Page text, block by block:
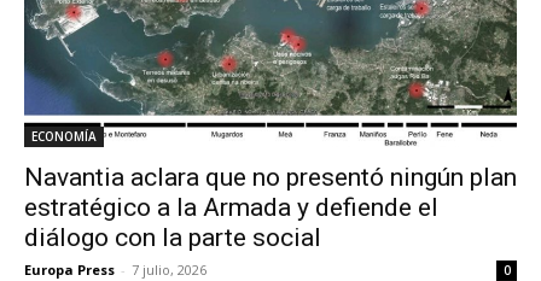
ECONOMÍA
Navantia aclara que no presentó ningún plan
estratégico a la Armada y defiende el
diálogo con la parte social
Europa Press - 7 julio, 2026 0